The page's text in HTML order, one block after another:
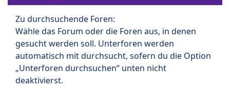
Zu durchsuchende Foren:
Wähle das Forum oder die Foren aus, in denen
gesucht werden soll. Unterforen werden
automatisch mit durchsucht, sofern du die Option
„Unterforen durchsuchen“ unten nicht
deaktivierst.